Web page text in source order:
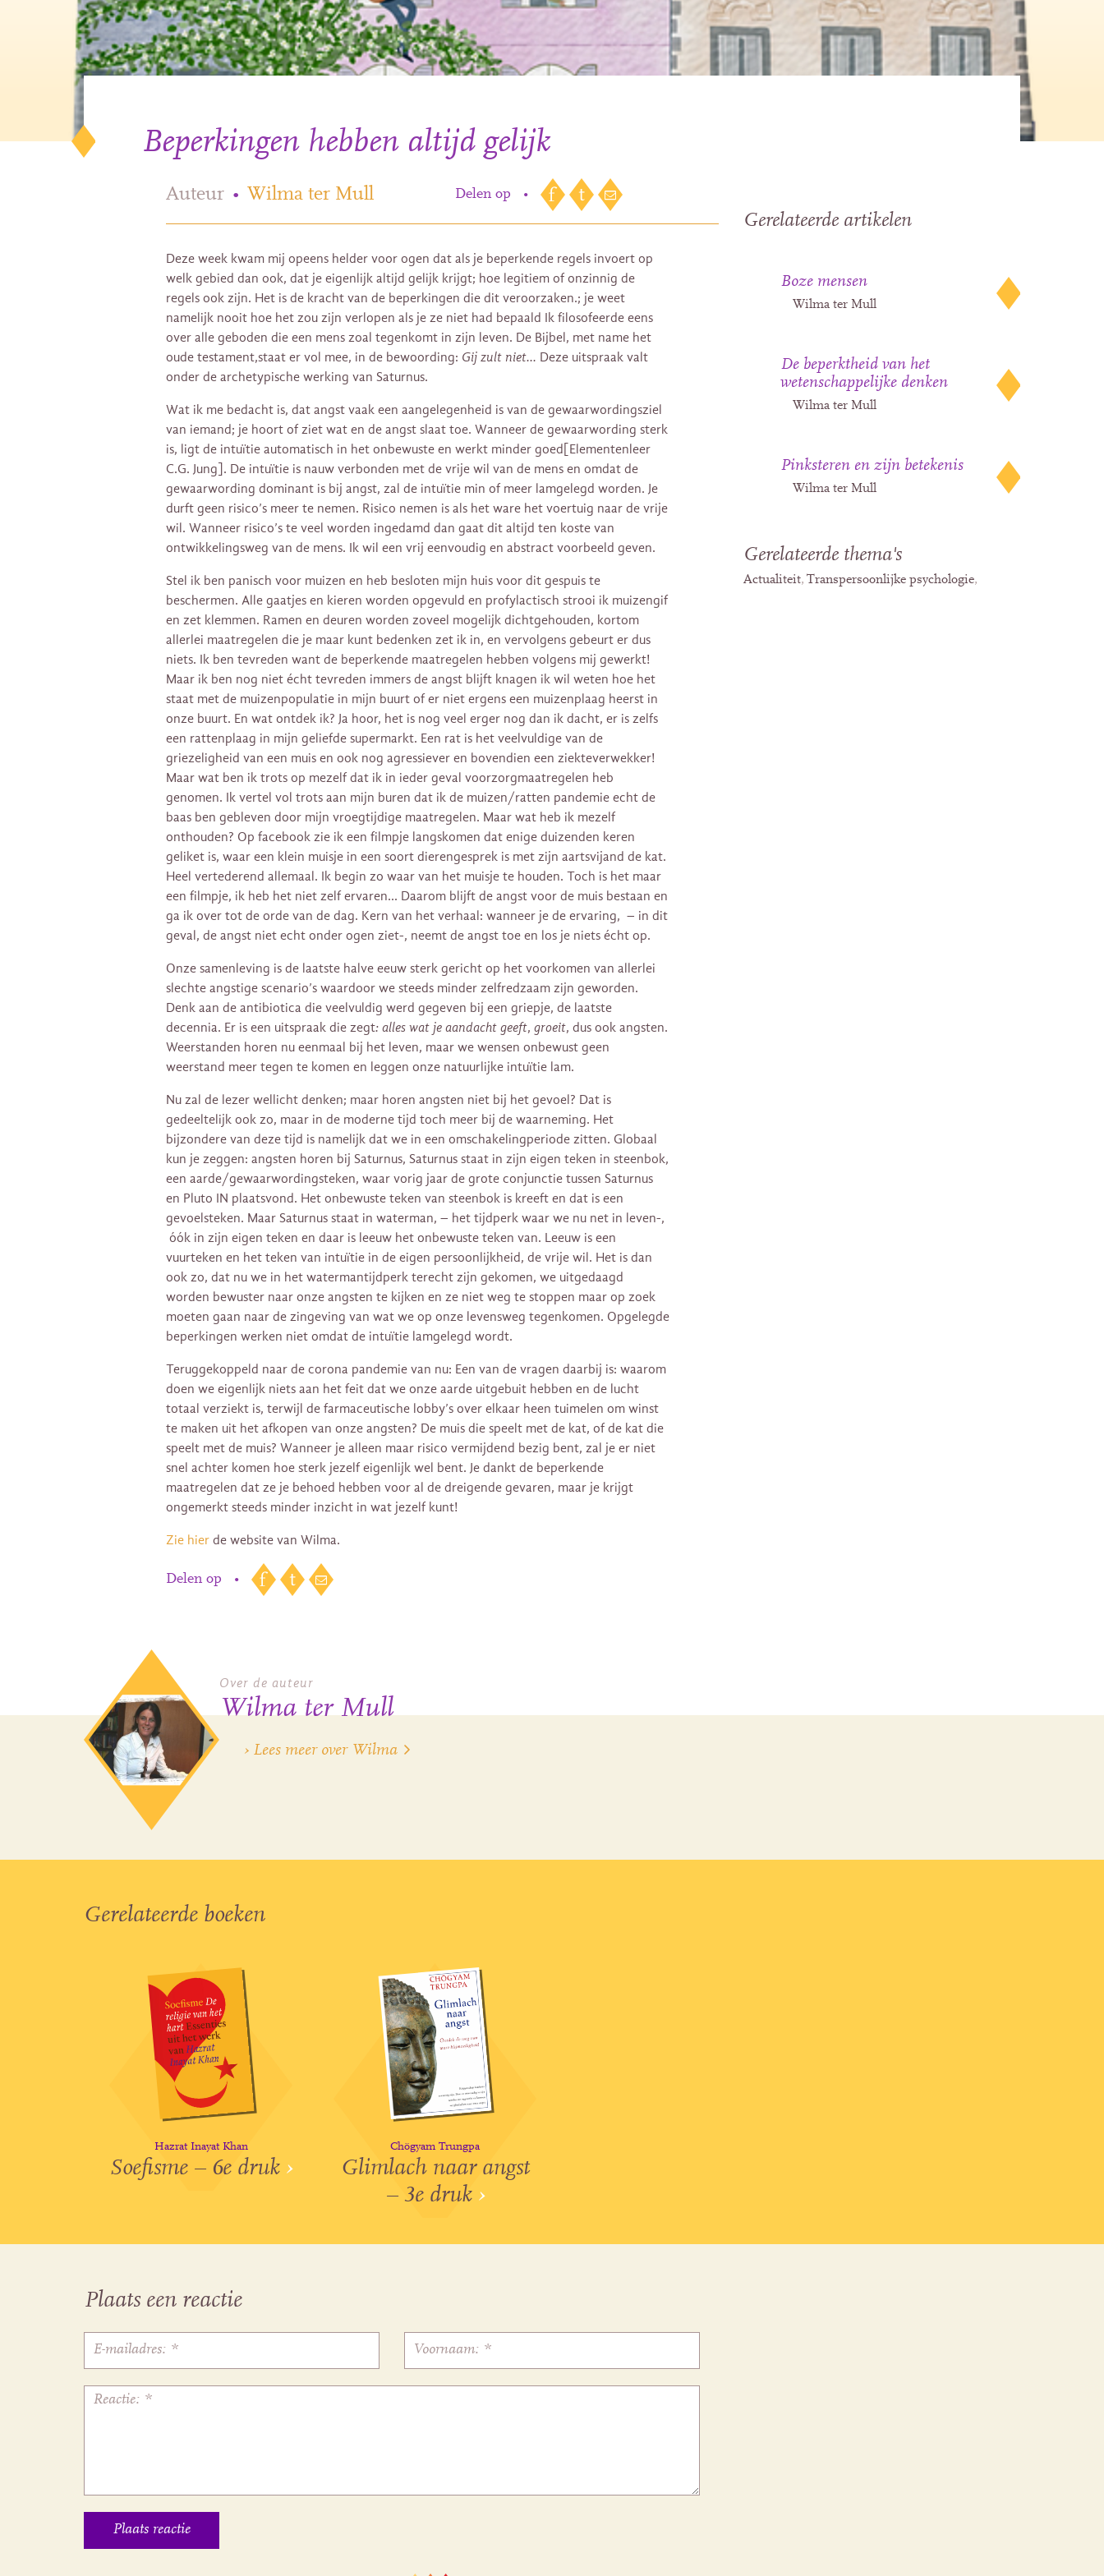
Beperkingen hebben altijd gelijk
Auteur • Wilma ter Mull Delen op •
Deze week kwam mij opeens helder voor ogen dat als je beperkende regels invoert op
welk gebied dan ook, dat je eigenlijk altijd gelijk krijgt; hoe legitiem of onzinnig de
regels ook zijn. Het is de kracht van de beperkingen die dit veroorzaken.; je weet
namelijk nooit hoe het zou zijn verlopen als je ze niet had bepaald Ik filosofeerde eens
over alle geboden die een mens zoal tegenkomt in zijn leven. De Bijbel, met name het
oude testament,staat er vol mee, in de bewoording: Gij zult niet… Deze uitspraak valt
onder de archetypische werking van Saturnus.
Wat ik me bedacht is, dat angst vaak een aangelegenheid is van de gewaarwordingsziel
van iemand; je hoort of ziet wat en de angst slaat toe. Wanneer de gewaarwording sterk
is, ligt de intuïtie automatisch in het onbewuste en werkt minder goed[Elementenleer
C.G. Jung]. De intuïtie is nauw verbonden met de vrije wil van de mens en omdat de
gewaarwording dominant is bij angst, zal de intuïtie min of meer lamgelegd worden. Je
durft geen risico’s meer te nemen. Risico nemen is als het ware het voertuig naar de vrije
wil. Wanneer risico’s te veel worden ingedamd dan gaat dit altijd ten koste van
ontwikkelingsweg van de mens. Ik wil een vrij eenvoudig en abstract voorbeeld geven.
Stel ik ben panisch voor muizen en heb besloten mijn huis voor dit gespuis te
beschermen. Alle gaatjes en kieren worden opgevuld en profylactisch strooi ik muizengif
en zet klemmen. Ramen en deuren worden zoveel mogelijk dichtgehouden, kortom
allerlei maatregelen die je maar kunt bedenken zet ik in, en vervolgens gebeurt er dus
niets. Ik ben tevreden want de beperkende maatregelen hebben volgens mij gewerkt!
Maar ik ben nog niet écht tevreden immers de angst blijft knagen ik wil weten hoe het
staat met de muizenpopulatie in mijn buurt of er niet ergens een muizenplaag heerst in
onze buurt. En wat ontdek ik? Ja hoor, het is nog veel erger nog dan ik dacht, er is zelfs
een rattenplaag in mijn geliefde supermarkt. Een rat is het veelvuldige van de
griezeligheid van een muis en ook nog agressiever en bovendien een ziekteverwekker!
Maar wat ben ik trots op mezelf dat ik in ieder geval voorzorgmaatregelen heb
genomen. Ik vertel vol trots aan mijn buren dat ik de muizen/ratten pandemie echt de
baas ben gebleven door mijn vroegtijdige maatregelen. Maar wat heb ik mezelf
onthouden? Op facebook zie ik een filmpje langskomen dat enige duizenden keren
geliket is, waar een klein muisje in een soort dierengesprek is met zijn aartsvijand de kat.
Heel vertederend allemaal. Ik begin zo waar van het muisje te houden. Toch is het maar
een filmpje, ik heb het niet zelf ervaren… Daarom blijft de angst voor de muis bestaan en
ga ik over tot de orde van de dag. Kern van het verhaal: wanneer je de ervaring, – in dit
geval, de angst niet echt onder ogen ziet-, neemt de angst toe en los je niets écht op.
Onze samenleving is de laatste halve eeuw sterk gericht op het voorkomen van allerlei
slechte angstige scenario’s waardoor we steeds minder zelfredzaam zijn geworden.
Denk aan de antibiotica die veelvuldig werd gegeven bij een griepje, de laatste
decennia. Er is een uitspraak die zegt: alles wat je aandacht geeft, groeit, dus ook angsten.
Weerstanden horen nu eenmaal bij het leven, maar we wensen onbewust geen
weerstand meer tegen te komen en leggen onze natuurlijke intuïtie lam.
Nu zal de lezer wellicht denken; maar horen angsten niet bij het gevoel? Dat is
gedeeltelijk ook zo, maar in de moderne tijd toch meer bij de waarneming. Het
bijzondere van deze tijd is namelijk dat we in een omschakelingperiode zitten. Globaal
kun je zeggen: angsten horen bij Saturnus, Saturnus staat in zijn eigen teken in steenbok,
een aarde/gewaarwordingsteken, waar vorig jaar de grote conjunctie tussen Saturnus
en Pluto IN plaatsvond. Het onbewuste teken van steenbok is kreeft en dat is een
gevoelsteken. Maar Saturnus staat in waterman, – het tijdperk waar we nu net in leven-,
óók in zijn eigen teken en daar is leeuw het onbewuste teken van. Leeuw is een
vuurteken en het teken van intuïtie in de eigen persoonlijkheid, de vrije wil. Het is dan
ook zo, dat nu we in het watermantijdperk terecht zijn gekomen, we uitgedaagd
worden bewuster naar onze angsten te kijken en ze niet weg te stoppen maar op zoek
moeten gaan naar de zingeving van wat we op onze levensweg tegenkomen. Opgelegde
beperkingen werken niet omdat de intuïtie lamgelegd wordt.
Teruggekoppeld naar de corona pandemie van nu: Een van de vragen daarbij is: waarom
doen we eigenlijk niets aan het feit dat we onze aarde uitgebuit hebben en de lucht
totaal verziekt is, terwijl de farmaceutische lobby’s over elkaar heen tuimelen om winst
te maken uit het afkopen van onze angsten? De muis die speelt met de kat, of de kat die
speelt met de muis? Wanneer je alleen maar risico vermijdend bezig bent, zal je er niet
snel achter komen hoe sterk jezelf eigenlijk wel bent. Je dankt de beperkende
maatregelen dat ze je behoed hebben voor al de dreigende gevaren, maar je krijgt
ongemerkt steeds minder inzicht in wat jezelf kunt!
Zie hier de website van Wilma.
Delen op •
Gerelateerde artikelen
Boze mensen
Wilma ter Mull
De beperktheid van het
wetenschappelijke denken
Wilma ter Mull
Pinksteren en zijn betekenis
Wilma ter Mull
Gerelateerde thema's
Actualiteit Transpersoonlijke psychologie
Over de auteur
Wilma ter Mull
› Lees meer over Wilma
Gerelateerde boeken
Hazrat Inayat Khan
Soefisme – 6e druk ›
Chögyam Trungpa
Glimlach naar angst
– 3e druk ›
Plaats een reactie